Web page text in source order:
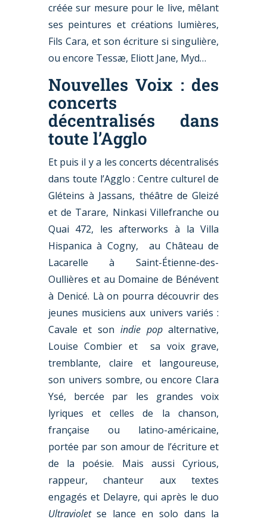
créée sur mesure pour le live, mêlant
ses peintures et créations lumières,
Fils Cara, et son écriture si singulière,
ou encore Tessæ, Eliott Jane, Myd…
Nouvelles Voix : des
concerts
décentralisés dans
toute l’Agglo
Et puis il y a les concerts décentralisés
dans toute l’Agglo : Centre culturel de
Gléteins à Jassans, théâtre de Gleizé
et de Tarare, Ninkasi Villefranche ou
Quai 472, les afterworks à la Villa
Hispanica à Cogny, au Château de
Lacarelle à Saint-Étienne-des-
Oullières et au Domaine de Bénévent
à Denicé. Là on pourra découvrir des
jeunes musiciens aux univers variés :
Cavale et son indie popalternative,
Louise Combier et sa voix grave,
tremblante, claire et langoureuse,
son univers sombre, ou encore Clara
Ysé, bercée par les grandes voix
lyriques et celles de la chanson,
française ou latino-américaine,
portée par son amour de l’écriture et
de la poésie. Mais aussi Cyrious,
rappeur, chanteur aux textes
engagés et Delayre, qui après le duo
Ultravioletse lance en solo dans la